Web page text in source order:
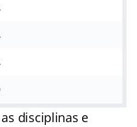
disciplinas e